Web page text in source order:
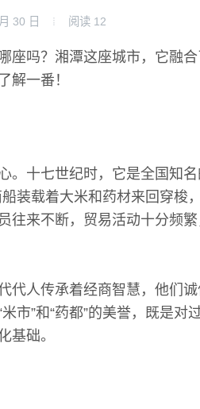
30 日 阅读 12
座吗？湘潭这座城市，它融
解一番！
十七世纪时，它是全国知名
装载着大米和药材来回穿梭
往来不断，贸易活动十分频
代人传承着经商智慧，他们
市”和“药都”的美誉，既是对
基础。